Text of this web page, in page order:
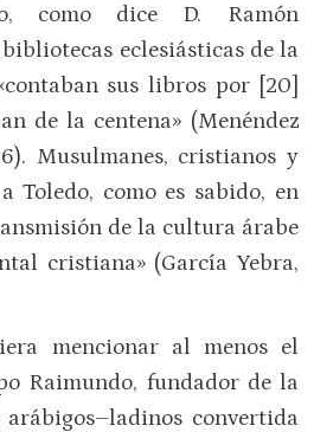
como dice D. Ramón
eclesiásticas de la
sus libros por [20]
de la centena» (Menéndez
Musulmanes, cristianos y
Toledo, como es sabido, en
de la cultura árabe
cristiana» (García Yebra,
mencionar al menos el
Raimundo, fundador de la
arábigos–ladinos convertida